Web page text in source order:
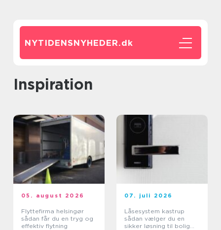
NYTIDENSNYHEDER.dk
inspiration
05. august 2026
Flyttefirma helsingør
sådan får du en tryg og
effektiv flytning
07. juli 2026
Låsesystem kastrup
sådan vælger du en
sikker løsning til bolig